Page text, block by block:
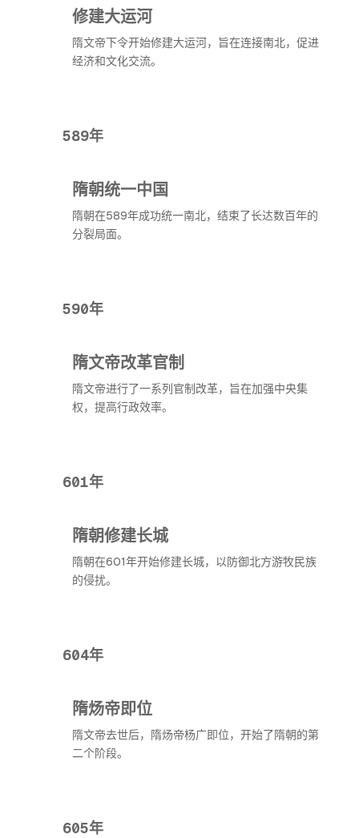
修建大运河
隋文帝下令开始修建大运河，旨在连接南北，促进
经济和文化交流。
589年
隋朝统一中国
隋朝在589年成功统一南北，结束了长达数百年的
分裂局面。
590年
隋文帝改革官制
隋文帝进行了一系列官制改革，旨在加强中央集
权，提高行政效率。
601年
隋朝修建长城
隋朝在601年开始修建长城，以防御北方游牧民族
的侵扰。
604年
隋炀帝即位
隋文帝去世后，隋炀帝杨广即位，开始了隋朝的第
二个阶段。
605年